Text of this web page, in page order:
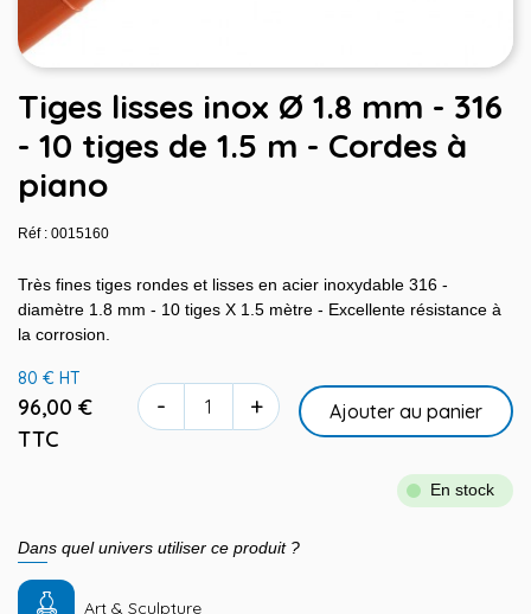
Tiges lisses inox Ø 1.8 mm - 316
- 10 tiges de 1.5 m - Cordes à
piano
Réf : 0015160
Très fines tiges rondes et lisses en acier inoxydable 316 -
diamètre 1.8 mm - 10 tiges X 1.5 mètre - Excellente résistance à
la corrosion.
80 € HT
96,00 €
TTC
- + Ajouter au panier
En stock
Dans quel univers utiliser ce produit ?
Art & Sculpture